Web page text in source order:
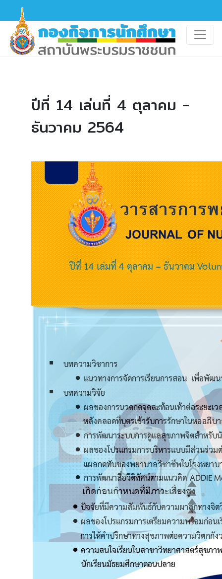
ปีที่ 14 เล่นที่ 4 ตุลาคม -
ธันวาคม 2564